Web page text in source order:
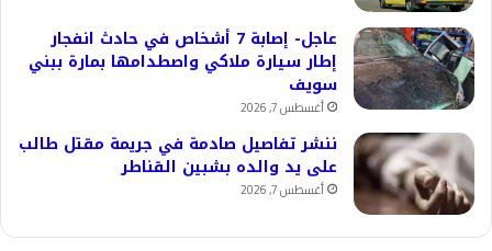
عاجل- إصابة 7 أشخاص في حادث انفجار
إطار سيارة ملاكي واصطدامها بمارة ببني
سويف
أغسطس 7, 2026
ننشر تفاصيل صادمة في جريمة مقتل طالب
على يد والده بشبين القناطر
أغسطس 7, 2026